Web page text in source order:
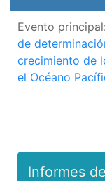
Evento principal:
de
crecimiento de
el Océano
Informes